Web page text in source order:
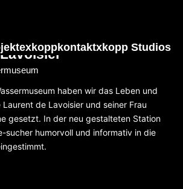
xkoppkontaktxkopp Studios
haben wir das Leben und
de Lavoisier und seiner Frau
gesetzt. In der neu gestalteten Station
sucher humorvoll und informativ in die